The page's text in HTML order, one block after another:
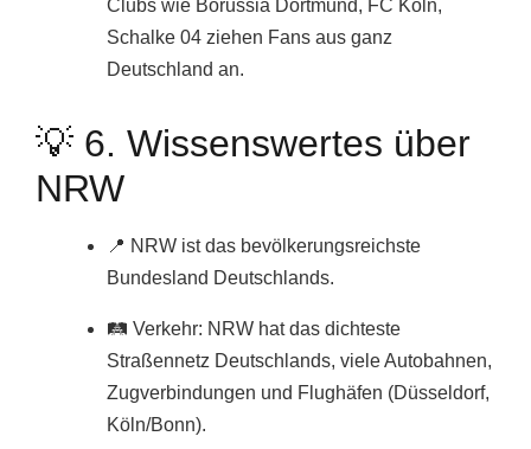
Clubs wie Borussia Dortmund, FC Köln,
Schalke 04 ziehen Fans aus ganz
Deutschland an.
💡 6. Wissenswertes über
NRW
📍 NRW ist das bevölkerungsreichste
Bundesland Deutschlands.
🛤️ Verkehr: NRW hat das dichteste
Straßennetz Deutschlands, viele Autobahnen,
Zugverbindungen und Flughäfen (Düsseldorf,
Köln/Bonn).